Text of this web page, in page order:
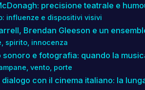
precisione teatrale e
influenze e dispositivi visivi
Brendan Gleeson e un
spirito, innocenza
e fotografia: quando la
vento, porte
con il cinema italiano: la